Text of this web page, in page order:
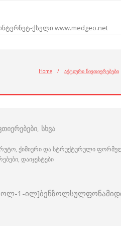
ქსელი www.medgeo.net
Home / აქტიური ნივთიერებები
, სხვა
ქიმიური და სტრუქტურული
დაიჯესტები
1-